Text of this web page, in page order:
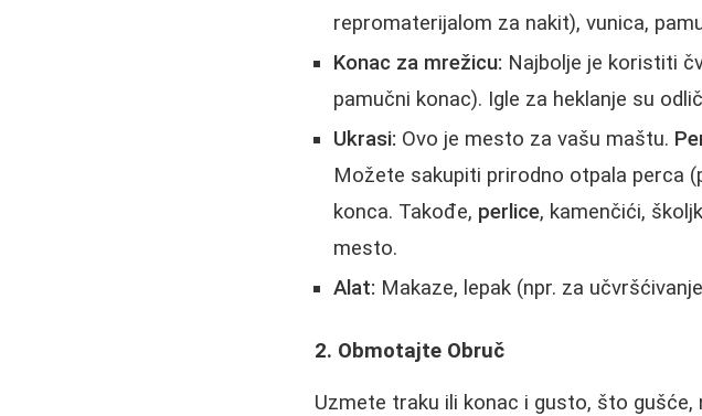
repromaterijalom za nakit), vunica,
Konac za mrežicu: Najbolje je koristiti
pamučni konac). Igle za heklanje su
Ukrasi: Ovo je mesto za vašu maštu.
Možete sakupiti prirodno otpala perca
konca. Takođe, perlice, kamenčići,
mesto.
Alat: Makaze, lepak (npr. za
2. Obmotajte Obruč
Uzmete traku ili konac i gusto, što